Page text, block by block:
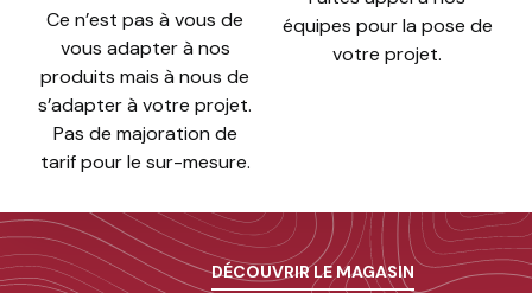
Ce n’est pas à vous de
vous adapter à nos
produits mais à nous de
s’adapter à votre projet.
Pas de majoration de
tarif pour le sur-mesure.
équipes pour la pose de
votre projet.
DÉCOUVRIR LE MAGASIN